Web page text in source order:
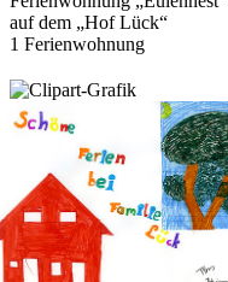
auf dem „Hof Lück“
1 Ferienwohnung